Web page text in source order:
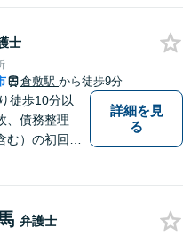
士
倉敷駅 から徒歩9分
徒歩10分以
、債務整理
む）の初回相
詳細を見
る
弁護士